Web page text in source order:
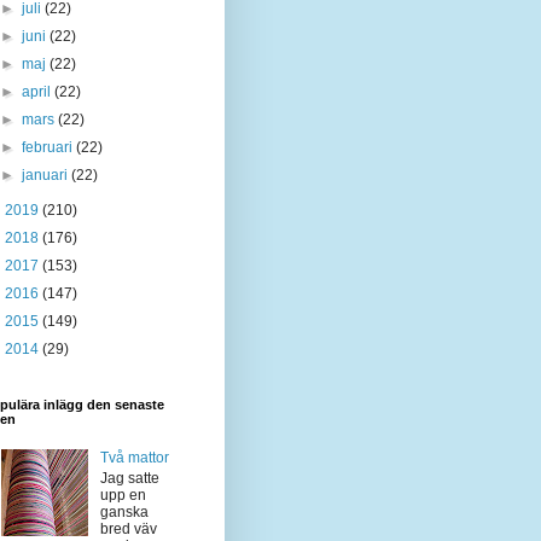
►juli(22)
►juni(22)
►maj(22)
►april(22)
►mars(22)
►februari(22)
►januari(22)
2019 (210)
2018 (176)
2017 (153)
2016 (147)
2015 (149)
2014 (29)
inlägg den senaste
Två mattor
Jag satte
upp en
ganska
bred väv